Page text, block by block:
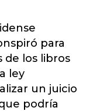
para
de los libros
ley
un juicio
podría